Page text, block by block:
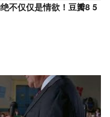
不仅仅是情欲！豆瓣8 5